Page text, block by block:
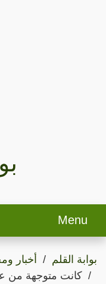
Menu
بوابة القلم
أخبار
كانت متوجهة من عدن